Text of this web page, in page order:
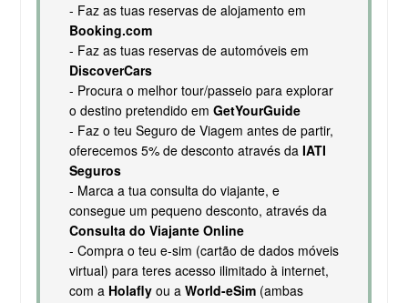
- Faz as tuas reservas de alojamento em
Booking.com
- Faz as tuas reservas de automóveis em
DiscoverCars
- Procura o melhor tour/passeio para explorar
o destino pretendido em GetYourGuide
- Faz o teu Seguro de Viagem antes de partir,
oferecemos 5% de desconto através da IATI
Seguros
- Marca a tua consulta do viajante, e
consegue um pequeno desconto, através da
Consulta do Viajante Online
- Compra o teu e-sim (cartão de dados móveis
virtual) para teres acesso ilimitado à internet,
com a Holaflyou a World-eSim(ambas